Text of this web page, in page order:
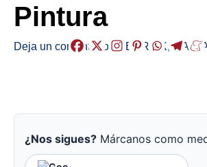
Pintura
Deja un comentario /HERRIAK,
¿Nos sigues? Márcanos como